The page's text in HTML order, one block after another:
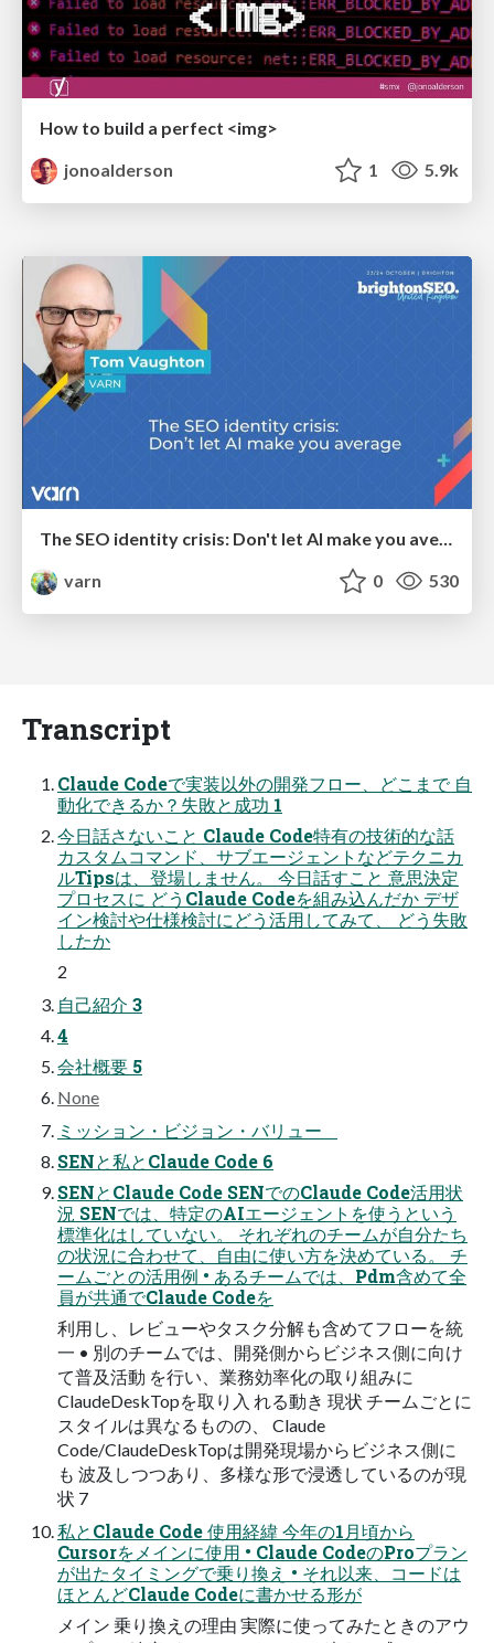
How to build a perfect <img>
jonoalderson
1 5.9k
The SEO identity crisis: Don't let AI make you average
varn
0 530
Transcript
Claude Codeで実装以外の開発フロー、どこまで ⾃
動化できるか？失敗と成功 1
今⽇話さないこと Claude Code特有の技術的な話
カスタムコマンド、サブエージェントなどテクニカ
ルTipsは、登場しません。 今⽇話すこと 意思決定
プロセスに どうClaude Codeを組み込んだか デザ
イン検討や仕様検討にどう活⽤してみて、 どう失敗
したか
2
⾃⼰紹介 3
4
会社概要 5
None
ミッション・ビジョン・バリュー
SENと私とClaude Code 6
SENとClaude Code SENでのClaude Code活⽤状
況 SENでは、特定のAIエージェントを使うという
標準化はしていない。 それぞれのチームが⾃分たち
の状況に合わせて、⾃由に使い⽅を決めている。 チ
ームごとの活⽤例 • あるチームでは、Pdm含めて全
員が共通でClaude Codeを
利⽤し、レビューやタスク分解も含めてフローを統
⼀ • 別のチームでは、開発側からビジネス側に向け
て普及活動 を⾏い、業務効率化の取り組みに
ClaudeDeskTopを取り⼊ れる動き 現状 チームごとに
スタイルは異なるものの、 Claude
Code/ClaudeDeskTopは開発現場からビジネス側に
も 波及しつつあり、多様な形で浸透しているのが現
状 7
私とClaude Code 使⽤経緯 今年の1⽉頃から
Cursorをメインに使⽤ • Claude CodeのProプラン
が出たタイミングで乗り換え • それ以来、コードは
ほとんどClaude Codeに書かせる形が
メイン 乗り換えの理由 実際に使ってみたときのアウ